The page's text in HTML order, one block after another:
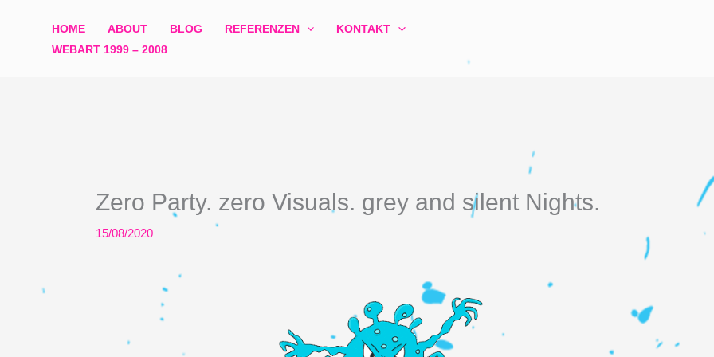
HOME ABOUT BLOG REFERENZEN
KONTAKT
WEBART 1999 – 2008​
Zero Party. zero Visuals. grey and silent Nights.
15/08/2020